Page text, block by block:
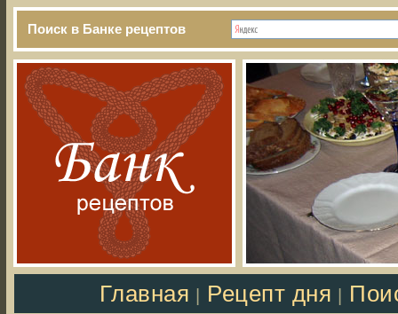
Поиск в Банке рецептов
Главная Рецепт дня